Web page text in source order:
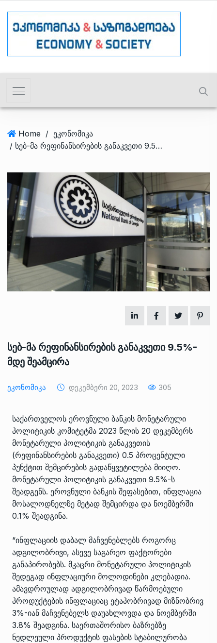
Home / ეკონომიკა
/ სებ-მა რეფინანსირების განაკვეთი 9.5%-მდე შეამცირა
სებ-მა რეფინანსირების განაკვეთი 9.5%-
მდე შეამცირა
Ეკონომიკა Დეკემბერი 20, 2023 305
საქართველოს ეროვნული ბანკის მონეტარული
პოლიტიკის კომიტეტმა 2023 წლის 20 დეკემბერს
მონეტარული პოლიტიკის განაკვეთის
(რეფინანსირების განაკვეთი) 0.5 პროცენტული
პუნქტით შემცირების გადაწყვეტილება მიიღო.
მონეტარული პოლიტიკის განაკვეთი 9.5%-ს
შეადგენს. ეროვნული ბანკის შეფასებით, ინფლაცია
მოსალოდნელზე მეტად შემცირდა და ნოემბერში
0.1% შეადგინა.
“ინფლაციის დაბალ მაჩვენებლებს როგორც
ადგილობრივი, ასევე საგარეო ფაქტორები
განაპირობებს. მკაცრი მონეტარული პოლიტიკის
შედეგად ინფლაციური მოლოდინები კლებადია.
ამავდროულად ადგილობრივად წარმოებული
პროდუქტების ინფლაციაც ეტაპობრივად მიზნობრივ
3%-იან მაჩვენებელს დაუახლოვდა და ნოემბერში
3.8% შეადგინა. საერთაშორისო ბაზრებზე
ნედლეული პროდუქტის ფასების სტაბილურობა